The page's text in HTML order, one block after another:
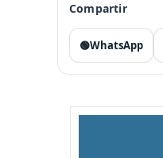
Compartir
🟢WhatsApp